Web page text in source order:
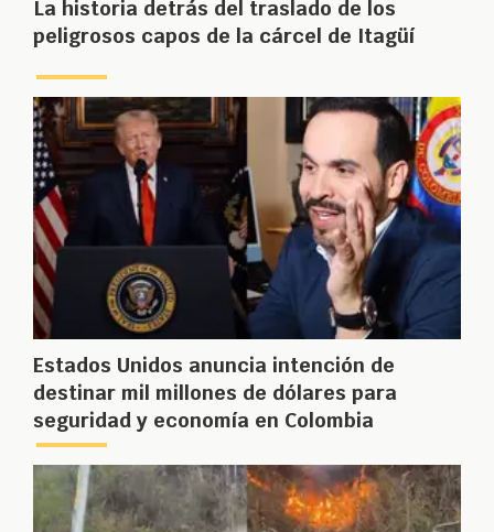
La historia detrás del traslado de los
peligrosos capos de la cárcel de Itagüí
Estados Unidos anuncia intención de
destinar mil millones de dólares para
seguridad y economía en Colombia